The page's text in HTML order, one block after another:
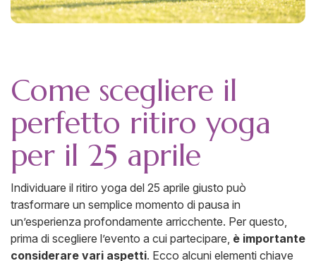
Come scegliere il
perfetto ritiro yoga
per il 25 aprile
Individuare il ritiro yoga del 25 aprile giusto può
trasformare un semplice momento di pausa in
un’esperienza profondamente arricchente. Per questo,
prima di scegliere l’evento a cui partecipare, è importante
considerare vari aspetti. Ecco alcuni elementi chiave